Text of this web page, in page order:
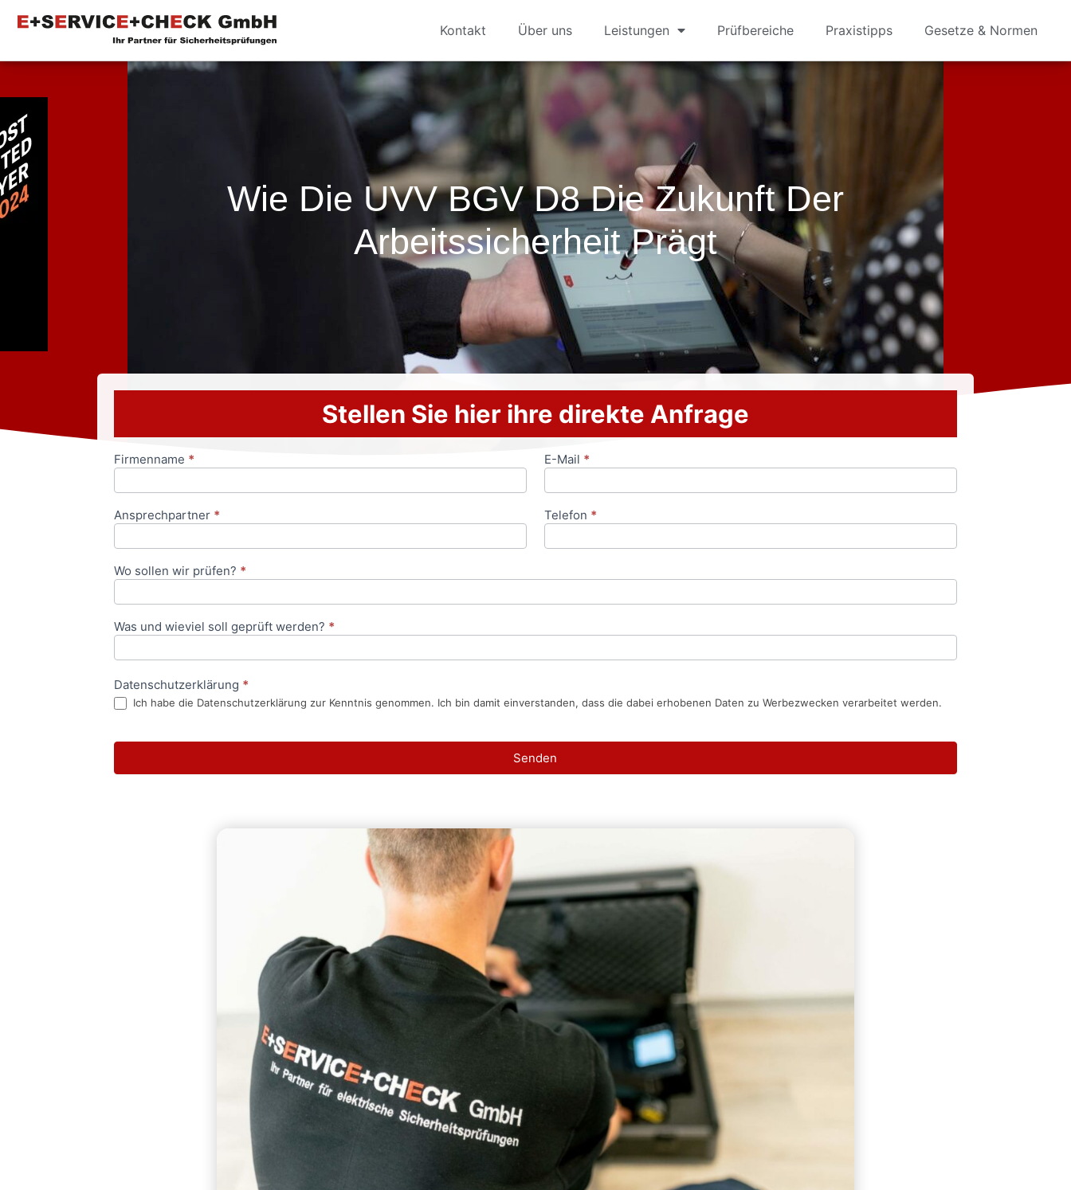
Kontakt Über uns Leistungen Prüfbereiche Praxistipps Gesetze & Normen
Wie Die UVV BGV D8 Die Zukunft Der
Arbeitssicherheit Prägt
Stellen Sie hier ihre direkte Anfrage
Anfrageformular
Firmenname * E-Mail *
Ansprechpartner * Telefon *
Wo sollen wir prüfen? *
Was und wieviel soll geprüft werden? *
Datenschutzerklärung *
Ich habe die Datenschutzerklärung zur Kenntnis genommen. Ich bin damit einverstanden, dass die dabei erhobenen Daten zu Werbezwecken verarbeitet werden.
Senden